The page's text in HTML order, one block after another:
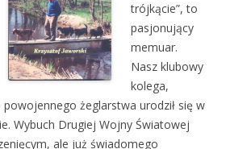
trójkącie”, to
pasjonujący
memuar.
Nasz klubowy
kolega,
żeglarstwa urodził się w
Wybuch Drugiej Wojny Światowej
ale już świadomego